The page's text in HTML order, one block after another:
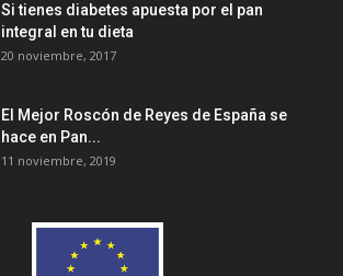
Si tienes diabetes apuesta por el pan
integral en tu dieta
20 noviembre, 2017
El Mejor Roscón de Reyes de España se
hace en Pan...
11 noviembre, 2019